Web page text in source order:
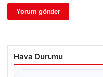
Hava Durumu